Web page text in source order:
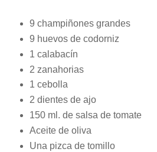
9 champiñones grandes
9 huevos de codorniz
1 calabacín
2 zanahorias
1 cebolla
2 dientes de ajo
150 ml. de salsa de tomate
Aceite de oliva
Una pizca de tomillo